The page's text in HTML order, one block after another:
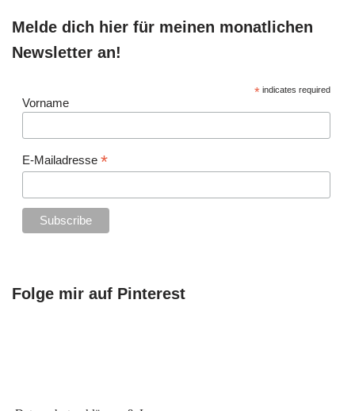
Melde dich hier für meinen monatlichen
Newsletter an!
*indicates required
Vorname
E-Mailadresse *
Folge mir auf Pinterest